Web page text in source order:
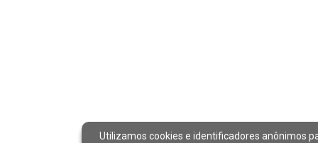
Utilizamos cookies e identificadores anônimos